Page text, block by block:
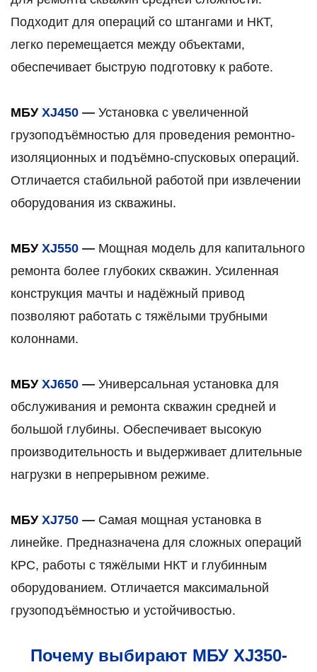
Подходит для операций со штангами и НКТ,
легко перемещается между объектами,
обеспечивает быструю подготовку к работе.
МБУ XJ450 — Установка с увеличенной
грузоподъёмностью для проведения ремонтно-
изоляционных и подъёмно-спусковых операций.
Отличается стабильной работой при извлечении
оборудования из скважины.
МБУ XJ550 — Мощная модель для капитального
ремонта более глубоких скважин. Усиленная
конструкция мачты и надёжный привод
позволяют работать с тяжёлыми трубными
колоннами.
МБУ XJ650 — Универсальная установка для
обслуживания и ремонта скважин средней и
большой глубины. Обеспечивает высокую
производительность и выдерживает длительные
нагрузки в непрерывном режиме.
МБУ XJ750 — Самая мощная установка в
линейке. Предназначена для сложных операций
КРС, работы с тяжёлыми НКТ и глубинным
оборудованием. Отличается максимальной
грузоподъёмностью и устойчивостью.
Почему выбирают МБУ XJ350-